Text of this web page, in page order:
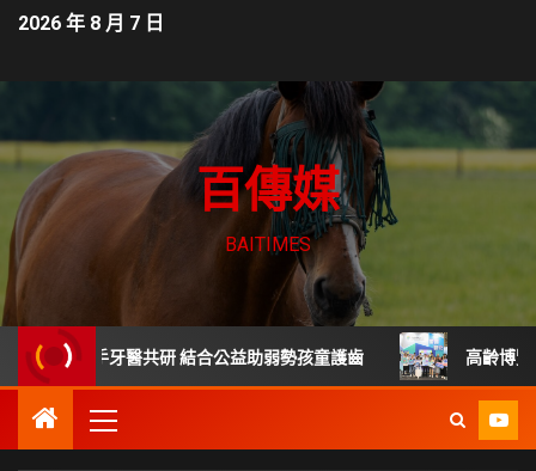
2026 年 8 月 7 日
百傳媒
BAITIMES
攜手牙醫共研 結合公益助弱勢孩童護齒 高齡博覽會新北